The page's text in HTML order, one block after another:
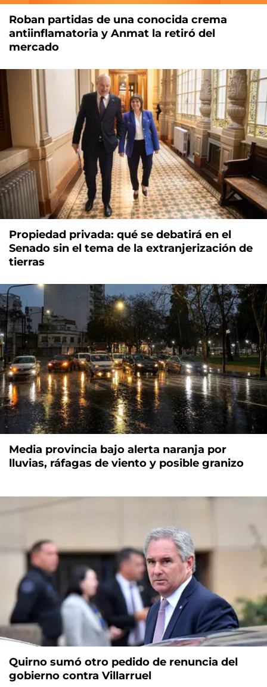
Roban partidas de una conocida crema
antiinflamatoria y Anmat la retiró del
mercado
Propiedad privada: qué se debatirá en el
Senado sin el tema de la extranjerización de
tierras
Media provincia bajo alerta naranja por
lluvias, ráfagas de viento y posible granizo
Quirno sumó otro pedido de renuncia del
gobierno contra Villarruel